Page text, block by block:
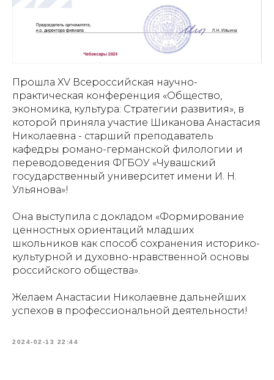
Прошла XV Всероссийская научно-
практическая конференция «Общество,
экономика, культура: Стратегии развития», в
которой приняла участие Шиканова Анастасия
Николаевна - старший преподаватель
кафедры романо-германской филологии и
переводоведения ФГБОУ «Чувашский
государственный университет имени И. Н.
Ульянова»!
Она выступила с докладом «Формирование
ценностных ориентаций младших
школьников как способ сохранения историко-
культурной и духовно-нравственной основы
российского общества».
Желаем Анастасии Николаевне дальнейших
успехов в профессиональной деятельности!
2024-02-13 22:44